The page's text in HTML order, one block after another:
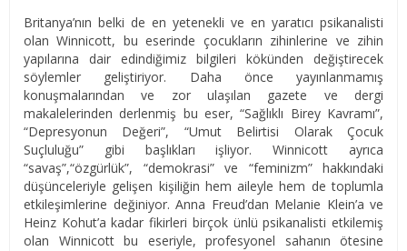
Britanya’nın belki de en yetenekli ve en yaratıcı psikanalisti
olan Winnicott, bu eserinde çocukların zihinlerine ve zihin
yapılarına dair edindiğimiz bilgileri kökünden değiştirecek
söylemler geliştiriyor. Daha önce yayınlanmamış
konuşmalarından ve zor ulaşılan gazete ve dergi
makalelerinden derlenmiş bu eser, “Sağlıklı Birey Kavramı”,
“Depresyonun Değeri”, “Umut Belirtisi Olarak Çocuk
Suçluluğu” gibi başlıkları işliyor. Winnicott ayrıca
“savaş”,“özgürlük”, “demokrasi” ve “feminizm” hakkındaki
düşünceleriyle gelişen kişiliğin hem aileyle hem de toplumla
etkileşimlerine değiniyor. Anna Freud’dan Melanie Klein’a ve
Heinz Kohut’a kadar fikirleri birçok ünlü psikanalisti etkilemiş
olan Winnicott bu eseriyle, profesyonel sahanın ötesine